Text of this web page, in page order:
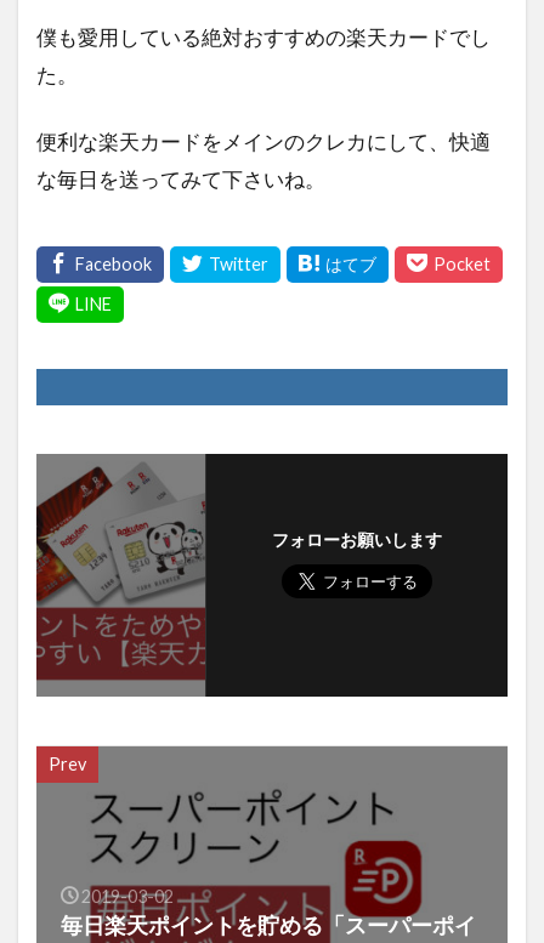
僕も愛用している絶対おすすめの楽天カードでし
た。
便利な楽天カードをメインのクレカにして、快適
な毎日を送ってみて下さいね。
フォローお願いします
Prev
2019-03-02
毎日楽天ポイントを貯める「スーパーポイ